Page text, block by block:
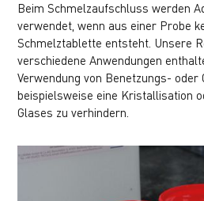
Beim Schmelzaufschluss werden
verwendet, wenn aus einer Probe
Schmelztablette entsteht. Unsere
verschiedene Anwendungen
Verwendung von Benetzungs- oder
beispielsweise eine Kristallisation
Glases zu verhindern.